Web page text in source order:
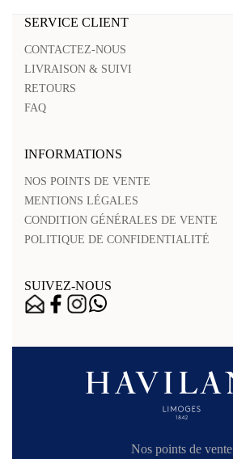
SERVICE CLIENT
CONTACTEZ-NOUS
LIVRAISON & SUIVI
RETOURS
FAQ
INFORMATIONS
NOS POINTS DE VENTE
MENTIONS LÉGALES
CONDITION GÉNÉRALES DE VENTE
POLITIQUE DE CONFIDENTIALITÉ
SUIVEZ-NOUS
Nos points de vente